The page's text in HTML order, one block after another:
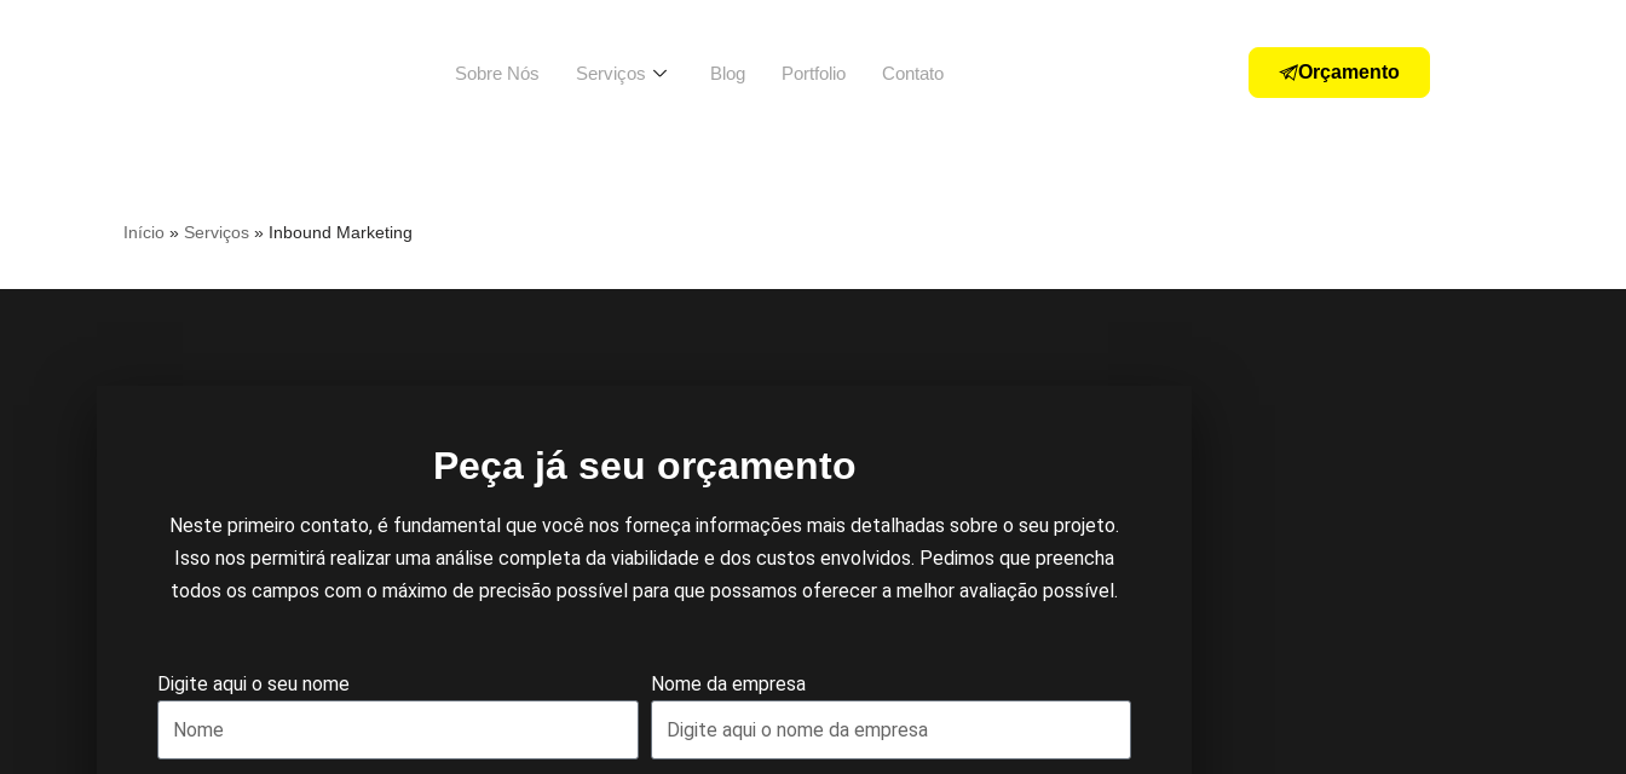
Sobre Nós Serviços Blog Portfolio Contato Orçamento
Início » Serviços » Inbound Marketing
Peça já seu orçamento
Neste primeiro contato, é fundamental que você nos forneça informações mais detalhadas sobre o seu projeto.
Isso nos permitirá realizar uma análise completa da viabilidade e dos custos envolvidos. Pedimos que preencha
todos os campos com o máximo de precisão possível para que possamos oferecer a melhor avaliação possível.
Digite aqui o seu nome Nome da empresa